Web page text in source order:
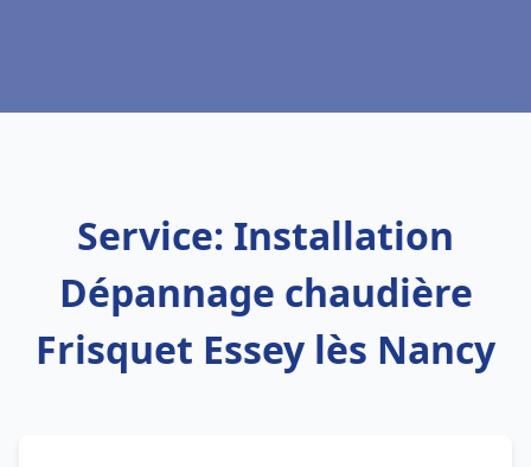
Service: Installation
Dépannage chaudière
Frisquet Essey lès Nancy